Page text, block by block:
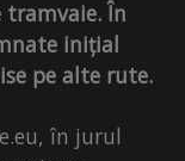
În
inițial
pe alte rute.
în jurul